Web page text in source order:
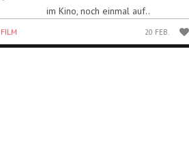
im Kino, noch einmal auf..
FILM 20 FEB.